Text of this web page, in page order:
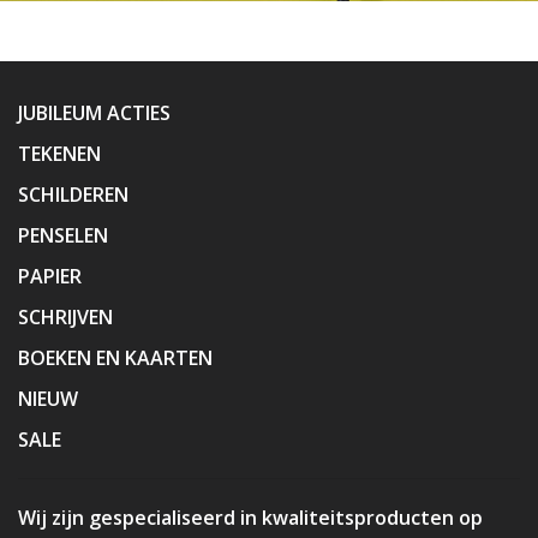
JUBILEUM ACTIES
TEKENEN
SCHILDEREN
PENSELEN
PAPIER
SCHRIJVEN
BOEKEN EN KAARTEN
NIEUW
SALE
Wij zijn gespecialiseerd in kwaliteitsproducten op